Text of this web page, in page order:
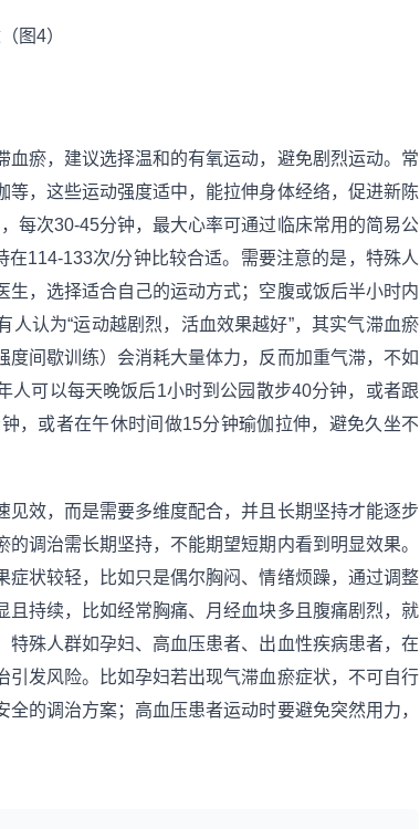
瘀，建议选择温和的有氧运动，避免剧烈运动。常
，这些运动强度适中，能拉伸身体经络，促进新陈
每次30-45分钟，最大心率可通过临床常用的简易公
114-133次/分钟比较合适。需要注意的是，特殊人
，选择适合自己的运动方式；空腹或饭后半小时内
认为“运动越剧烈，活血效果越好”，其实气滞血瘀
间歇训练）会消耗大量体力，反而加重气滞，不如
人可以每天晚饭后1小时到公园散步40分钟，或者跟
，或者在午休时间做15分钟瑜伽拉伸，避免久坐不
效，而是需要多维度配合，并且长期坚持才能逐步
调治需长期坚持，不能期望短期内看到明显效果。
状较轻，比如只是偶尔胸闷、情绪烦躁，通过调整
持续，比如经常胸痛、月经血块多且腹痛剧烈，就
殊人群如孕妇、高血压患者、出血性疾病患者，在
发风险。比如孕妇若出现气滞血瘀症状，不可自行
的调治方案；高血压患者运动时要避免突然用力，